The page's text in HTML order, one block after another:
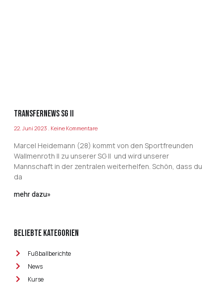
Transfernews SG II
22. Juni 2023 Keine Kommentare
Marcel Heidemann (28) kommt von den Sportfreunden
Wallmenroth II zu unserer SG II und wird unserer
Mannschaft in der zentralen weiterhelfen. Schön, dass du
da
mehr dazu»
Beliebte Kategorien
Fußballberichte
News
Kurse